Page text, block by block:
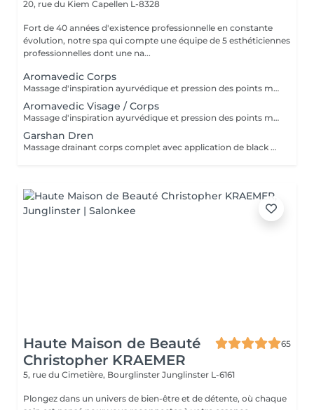
20, rue du Kiem Capellen L-8328
Fort de 40 années d'existence professionnelle en constante
évolution, notre spa qui compte une équipe de 5 esthéticiennes
professionnelles dont une na...
Aromavedic Corps
Massage d'inspiration ayurvédique et pression des points marmas selon votre dosha (vata, pitta, kapha), tant avec les couleurs que les parfums et le choix des huiles. Une tisane vous sera servie après le soin.
Aromavedic Visage / Corps
Massage d'inspiration ayurvédique et pression des points marmas selon votre dosha (vata, pitta, kapha), tant avec les couleurs que les parfums et le choix des huiles. Corps, mini soin visage et cuir chevelu. Une tisane vous sera servie après le soin.
Garshan Dren
Massage drainant corps complet avec application de black mud détox. Idéal pour les tempéraments kapha et les personnes ayant de la rétention de liquides ou de la cellulite liée à cela. Effet jambes légères garanti, soin très relaxant. Une boisson Tisama Lakshmi dren vous sera servie après le soin.
Haute Maison de Beauté
Christopher KRAEMER
65
5, rue du Cimetière, Bourglinster Junglinster L-6161
Plongez dans un univers de bien-être et de détente, où chaque